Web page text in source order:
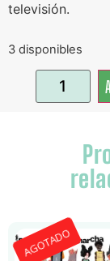
televisión.
3 disponibles
AGOTADO